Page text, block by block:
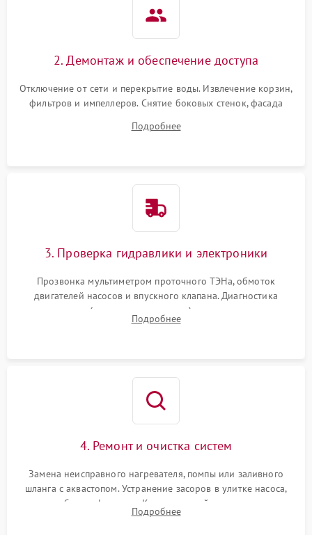
2. Демонтаж и обеспечение доступа
Отключение от сети и перекрытие воды. Извлечение корзин,
фильтров и импеллеров. Снятие боковых стенок, фасада
циркуляционному насосу, ТЭНу и сливной помпе.
Подробнее
3. Проверка гидравлики и электроники
Прозвонка мультиметром проточного ТЭНа, обмоток
двигателей насосов и впускного клапана. Диагностика
прессостата (датчика уровня воды), датчика мутности,
концевика дверцы и электронного модуля управления.
Подробнее
4. Ремонт и очистка систем
Замена неисправного нагревателя, помпы или заливного
шланга с аквастопом. Устранение засоров в улитке насоса,
патрубках и фильтрах. Компонентный ремонт платы
управления, восстановление поврежденной проводки.
Подробнее